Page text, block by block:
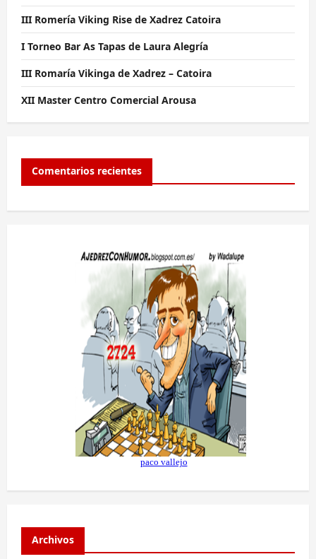
III Romería Viking Rise de Xadrez Catoira
I Torneo Bar As Tapas de Laura Alegría
III Romaría Vikinga de Xadrez – Catoira
XII Master Centro Comercial Arousa
Comentarios recientes
Archivos